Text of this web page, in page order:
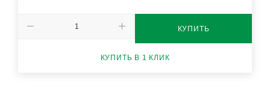
КУПИТЬ
КУПИТЬ В 1 КЛИК